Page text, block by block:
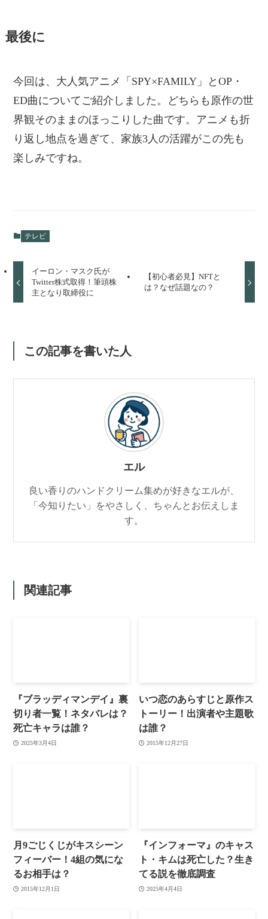
最後に
今回は、大人気アニメ「SPY×FAMILY」とOP・
ED曲についてご紹介しました。どちらも原作の世
界観そのままのほっこりした曲です。アニメも折
り返し地点を過ぎて、家族3人の活躍がこの先も
楽しみですね。
テレビ
イーロン・マスク氏が
Twitter株式取得！筆頭株
主となり取締役に
【初心者必見】NFTと
は？なぜ話題なの？
この記事を書いた人
エル
良い香りのハンドクリーム集めが好きなエルが、
「今知りたい」をやさしく、ちゃんとお伝えしま
す。
関連記事
『ブラッディマンデイ』裏
切り者一覧！ネタバレは？
死亡キャラは誰？
2025年3月4日
いつ恋のあらすじと原作ス
トーリー！出演者や主題歌
は誰？
2015年12月27日
月9ごじくじがキスシーン
フィーバー！4組の気にな
るお相手は？
2015年12月1日
『インフォーマ』のキャス
ト・キムは死亡した？生き
てる説を徹底調査
2025年4月4日